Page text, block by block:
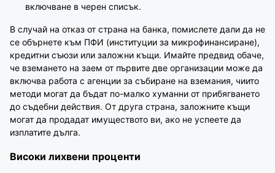
включване в черен списък.
В случай на отказ от страна на банка, помислете дали да не
се обърнете към ПФИ (институции за микрофинансиране),
кредитни съюзи или заложни къщи. Имайте предвид обаче,
че вземането на заем от първите две организации може да
включва работа с агенции за събиране на вземания, чиито
методи могат да бъдат по-малко хуманни от прибягването
до съдебни действия. От друга страна, заложните къщи
могат да продадат имуществото ви, ако не успеете да
изплатите дълга.
Високи лихвени проценти